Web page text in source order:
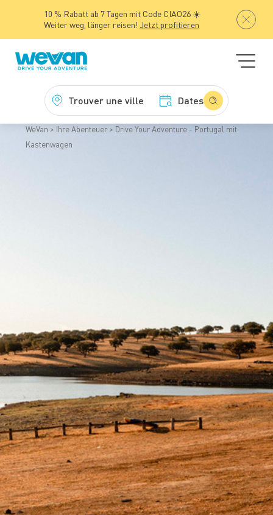
10 % Rabatt ab 7 Tagen mit Code CIAO26 ☀️
Weiter weg, länger reisen! Jetzt profitieren
Trouver une ville Dates
WeVan Ihre Abenteuer
Drive Your Adventure - Portugal mit
Kastenwagen